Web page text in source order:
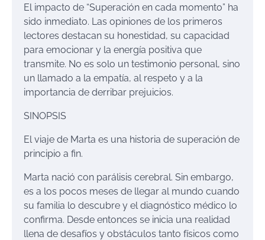
El impacto de “Superación en cada momento” ha
sido inmediato. Las opiniones de los primeros
lectores destacan su honestidad, su capacidad
para emocionar y la energía positiva que
transmite. No es solo un testimonio personal, sino
un llamado a la empatía, al respeto y a la
importancia de derribar prejuicios.
SINOPSIS
El viaje de Marta es una historia de superación de
principio a fin.
Marta nació con parálisis cerebral. Sin embargo,
es a los pocos meses de llegar al mundo cuando
su familia lo descubre y el diagnóstico médico lo
confirma. Desde entonces se inicia una realidad
llena de desafíos y obstáculos tanto físicos como